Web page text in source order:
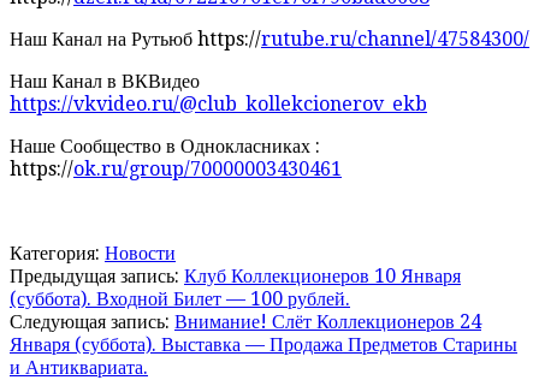
Наш Канал на Рутьюб https://rutube.ru/channel/47584300/
Наш Канал в ВКВидео
https://vkvideo.ru/@club_kollekcionerov_ekb
Наше Сообщество в Однокласниках :
https://ok.ru/group/70000003430461
Категория: Новости
Предыдущая запись: Клуб Коллекционеров 10 Января
(суббота). Входной Билет — 100 рублей.
Следующая запись: Внимание! Слёт Коллекционеров 24
Января (суббота). Выставка — Продажа Предметов Старины
и Антиквариата.